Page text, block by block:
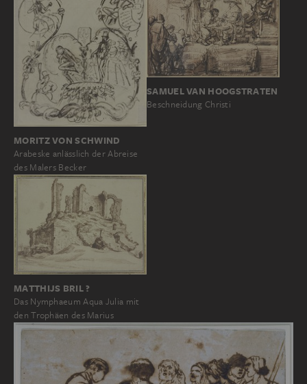
MORITZ VON SCHWIND
Arabeske anlässlich der Abreise
des Malers Becker
SAMUEL VAN HOOGSTRATEN
Beschneidung Christi
MATTHIJS BRIL ?
Das Nymphaeum Aqua Julia mit
den Trophäen des Marius